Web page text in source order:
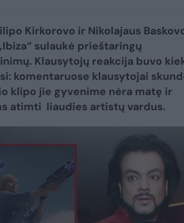
Kirkorovo ir Nikolajaus
sulaukė prieštaringų
Klausytojų reakcija buvo
komentaruose klausytojai
klipo jie gyvenime nėra matę ir
atimti liaudies artistų vardus.